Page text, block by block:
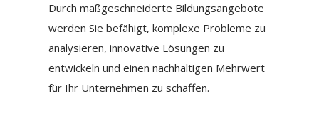
Durch maßgeschneiderte Bildungsangebote
werden Sie befähigt, komplexe Probleme zu
analysieren, innovative Lösungen zu
entwickeln und einen nachhaltigen Mehrwert
für Ihr Unternehmen zu schaffen.